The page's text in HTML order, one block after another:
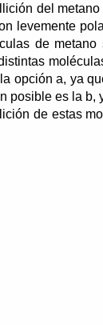
del
levemente
de
opción a, ya
posible es la b,
de estas